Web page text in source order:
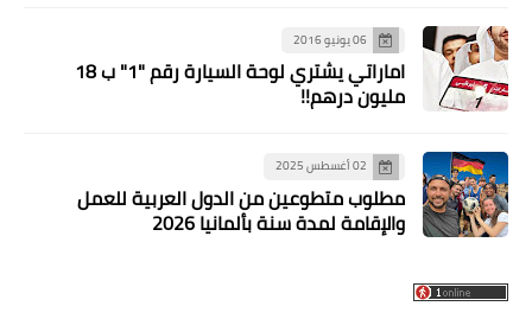
06 يونيو 2016
اماراتي يشتري لوحة السيارة رقم "1" ب 18
مليون درهم!!
02 أغسطس 2025
مطلوب متطوعين من الدول العربية للعمل
والإقامة لمدة سنة بألمانيا 2026